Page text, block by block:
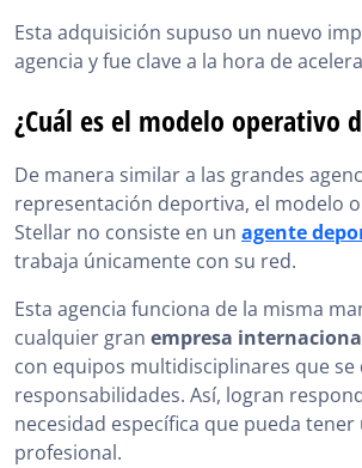
Esta adquisición supuso un nuevo
agencia y fue clave a la hora de
¿Cuál es el modelo operativo
De manera similar a las grandes
representación deportiva, el modelo
Stellar no consiste en un agente
trabaja únicamente con su red.
Esta agencia funciona de la misma
cualquier gran empresa
con equipos multidisciplinares que
responsabilidades. Así, logran
necesidad específica que pueda
profesional.